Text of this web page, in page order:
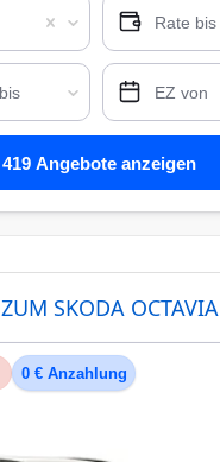
Rate bis
EZ von
419 Angebote anzeigen
SKODA OCTAVIA
0 € Anzahlung